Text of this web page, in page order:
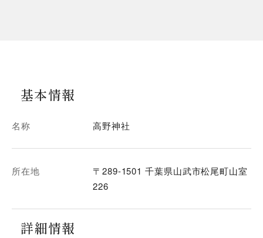
基本情報
名称 高野神社
所在地
〒289-1501 千葉県山武市松尾町山室
226
詳細情報